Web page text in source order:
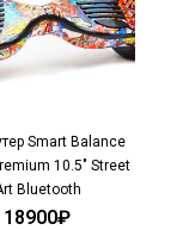
Angry Birds
Smart Balance
10.5" Street
Bluetooth
18900₽